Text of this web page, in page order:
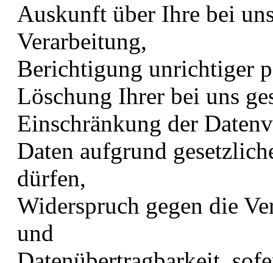
Auskunft über Ihre bei
Verarbeitung,
Berichtigung unrichtiger
Löschung Ihrer bei uns
Einschränkung der
Daten aufgrund
dürfen,
Widerspruch gegen die
und